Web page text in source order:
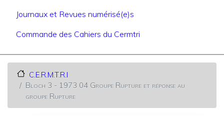
Journaux et Revues numérisé(e)s
Commande des Cahiers du Cermtri
C.E.R.M.T.R.I
Bloch 3 - 1973 04 Groupe Rupture et réponse au
groupe Rupture